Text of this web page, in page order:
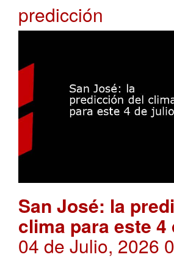
predicción
San José: la
clima para este 4
04 de Julio, 2026